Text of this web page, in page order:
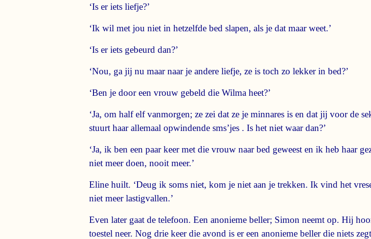
‘Is er iets liefje?’
‘Ik wil met jou niet in hetzelfde bed slapen, als je dat maar weet.’
‘Is er iets gebeurd dan?’
‘Nou, ga jij nu maar naar je andere liefje, ze is toch zo lekker in bed?’
‘Ben je door een vrouw gebeld die Wilma heet?’
‘Ja, om half elf vanmorgen; ze zei dat ze je minnares is en dat jij voor de
stuurt haar allemaal opwindende sms’jes . Is het niet waar dan?’
‘Ja, ik ben een paar keer met die vrouw naar bed geweest en ik heb haar
niet meer doen, nooit meer.’
Eline huilt. ‘Deug ik soms niet, kom je niet aan je trekken. Ik vind het
niet meer lastigvallen.’
Even later gaat de telefoon. Een anonieme beller; Simon neemt op. Hij
toestel neer. Nog drie keer die avond is er een anonieme beller die niets